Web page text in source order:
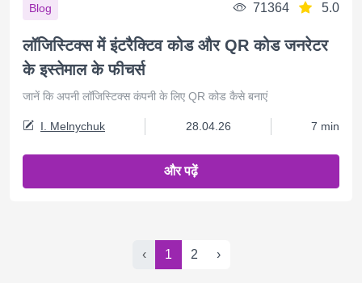
Blog 71364 5.0
लॉजिस्टिक्स में इंटरैक्टिव कोड और QR कोड जनरेटर
के इस्तेमाल के फीचर्स
जानें कि अपनी लॉजिस्टिक्स कंपनी के लिए QR कोड कैसे बनाएं
I. Melnychuk 28.04.26 7 min
और पढ़ें
‹ 1 2 ›